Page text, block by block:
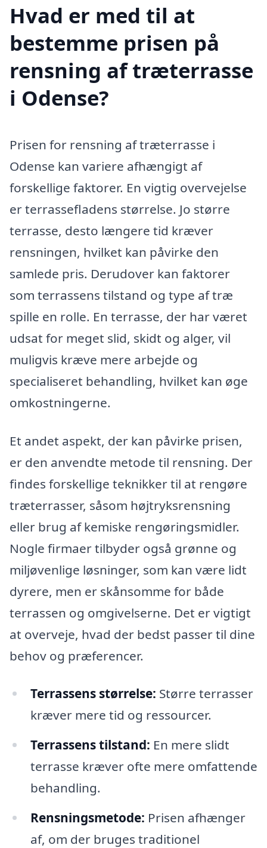
Hvad er med til at
bestemme prisen på
rensning af træterrasse
i Odense?
Prisen for rensning af træterrasse i
Odense kan variere afhængigt af
forskellige faktorer. En vigtig overvejelse
er terrassefladens størrelse. Jo større
terrasse, desto længere tid kræver
rensningen, hvilket kan påvirke den
samlede pris. Derudover kan faktorer
som terrassens tilstand og type af træ
spille en rolle. En terrasse, der har været
udsat for meget slid, skidt og alger, vil
muligvis kræve mere arbejde og
specialiseret behandling, hvilket kan øge
omkostningerne.
Et andet aspekt, der kan påvirke prisen,
er den anvendte metode til rensning. Der
findes forskellige teknikker til at rengøre
træterrasser, såsom højtryksrensning
eller brug af kemiske rengøringsmidler.
Nogle firmaer tilbyder også grønne og
miljøvenlige løsninger, som kan være lidt
dyrere, men er skånsomme for både
terrassen og omgivelserne. Det er vigtigt
at overveje, hvad der bedst passer til dine
behov og præferencer.
Terrassens størrelse: Større terrasser
kræver mere tid og ressourcer.
Terrassens tilstand: En mere slidt
terrasse kræver ofte mere omfattende
behandling.
Rensningsmetode: Prisen afhænger
af, om der bruges traditionel